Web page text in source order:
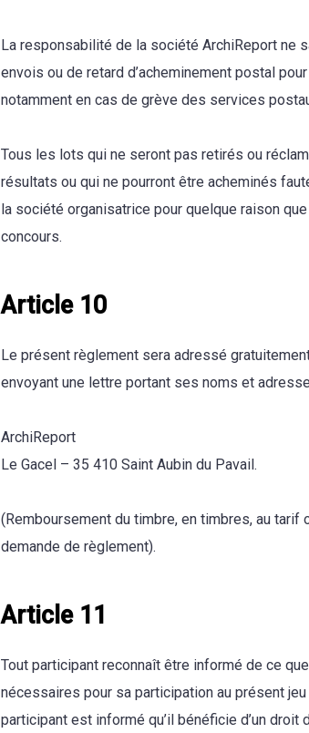
La responsabilité de la société ArchiReport ne
envois ou de retard d’acheminement postal
notamment en cas de grève des services
Tous les lots qui ne seront pas retirés ou
résultats ou qui ne pourront être acheminés
la société organisatrice pour quelque raison
concours.
Article 10
Le présent règlement sera adressé
envoyant une lettre portant ses noms et
ArchiReport
Le Gacel – 35 410 Saint Aubin du Pavail.
(Remboursement du timbre, en timbres, au
demande de règlement).
Article 11
Tout participant reconnaît être informé de ce
nécessaires pour sa participation au présent
participant est informé qu’il bénéficie d’un